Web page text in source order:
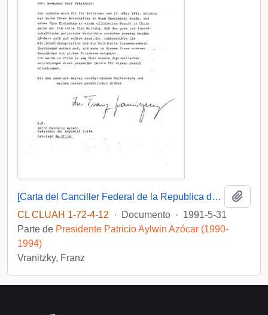
[Carta del Canciller Federal de la Republica de Austria al Presidente Aylwin, aceptando invitación a visitar Chile].
CL CLUAH 1-72-4-12
· Documento · 1991-5-31
Parte de Presidente Patricio Aylwin Azócar (1990-
1994)
Vranitzky, Franz